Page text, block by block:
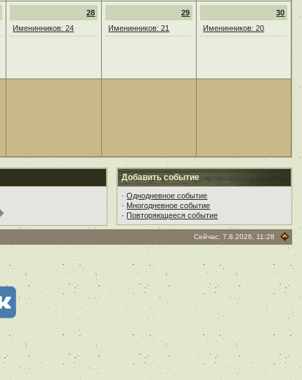
28
Именинников: 24
29
Именинников: 21
30
Именинников: 20
Добавить событие
·Однодневное событие
· Многодневное событие
· Повторяющееся событие
Сейчас: 7.8.2026, 11:28